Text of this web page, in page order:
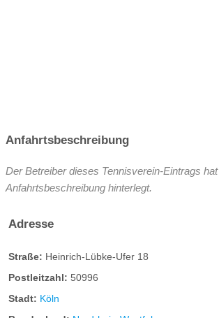
Anfahrtsbeschreibung
Der Betreiber dieses Tennisverein-Eintrags
Anfahrtsbeschreibung hinterlegt.
Adresse
Straße: Heinrich-Lübke-Ufer 18
Postleitzahl: 50996
Stadt: Köln